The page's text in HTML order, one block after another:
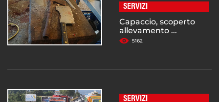
SERVIZI
Capaccio, scoperto
allevamento ...
5162
SERVIZI